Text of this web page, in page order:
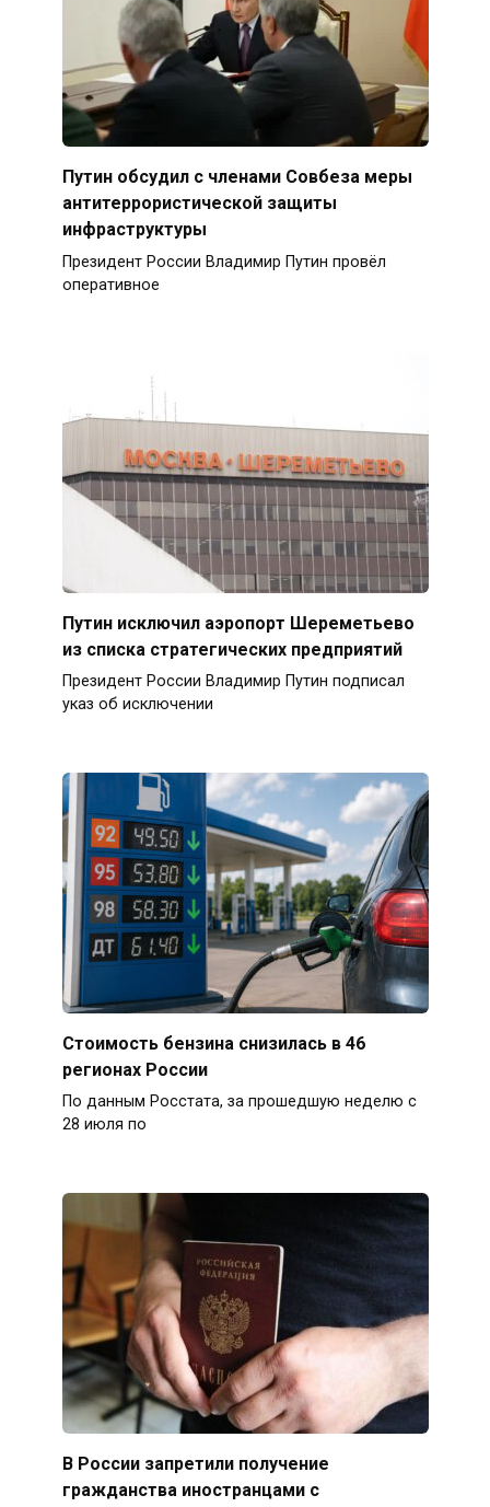
Путин обсудил с членами Совбеза меры
антитеррористической защиты
инфраструктуры
Президент России Владимир Путин провёл
оперативное
Путин исключил аэропорт Шереметьево
из списка стратегических предприятий
Президент России Владимир Путин подписал
указ об исключении
Стоимость бензина снизилась в 46
регионах России
По данным Росстата, за прошедшую неделю с
28 июля по
В России запретили получение
гражданства иностранцами с